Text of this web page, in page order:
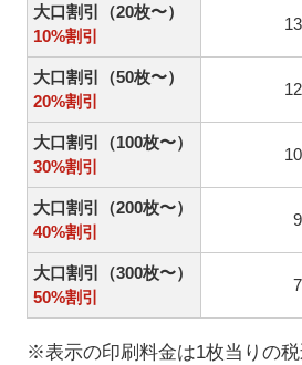
大口割引（20枚〜）
10%割引
大口割引（50枚〜）
20%割引
大口割引（100枚〜）
30%割引
大口割引（200枚〜）
40%割引
大口割引（300枚〜）
50%割引
※表示の印刷料金は1枚当りの税